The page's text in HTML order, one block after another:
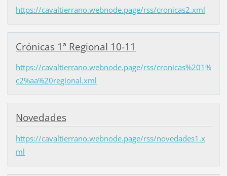
https://cavaltierrano.webnode.page/rss/cronicas2.xml
Crónicas 1ª Regional 10-11
https://cavaltierrano.webnode.page/rss/cronicas%201%
c2%aa%20regional.xml
Novedades
https://cavaltierrano.webnode.page/rss/novedades1.x
ml